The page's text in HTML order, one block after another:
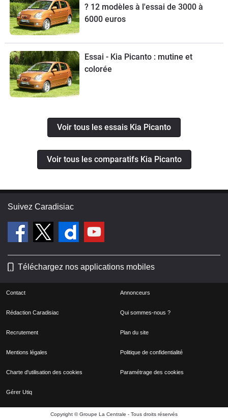
? 12 modèles à l'essai de 3000 à
6000 euros
Essai - Kia Picanto : mutine et
colorée
Voir tous les essais Kia Picanto
Voir tous les comparatifs Kia Picanto
Suivez Caradisiac
Téléchargez nos applications mobiles
Contact Annonceurs
Rédaction Caradisiac Qui sommes-nous ?
Recrutement Plan du site
Mentions légales Politique de confidentialité
Charte d'utilisation des cookies Paramétrage des cookies
Gérer Utiq
Copyright © Groupe La Centrale - Tous droits réservés